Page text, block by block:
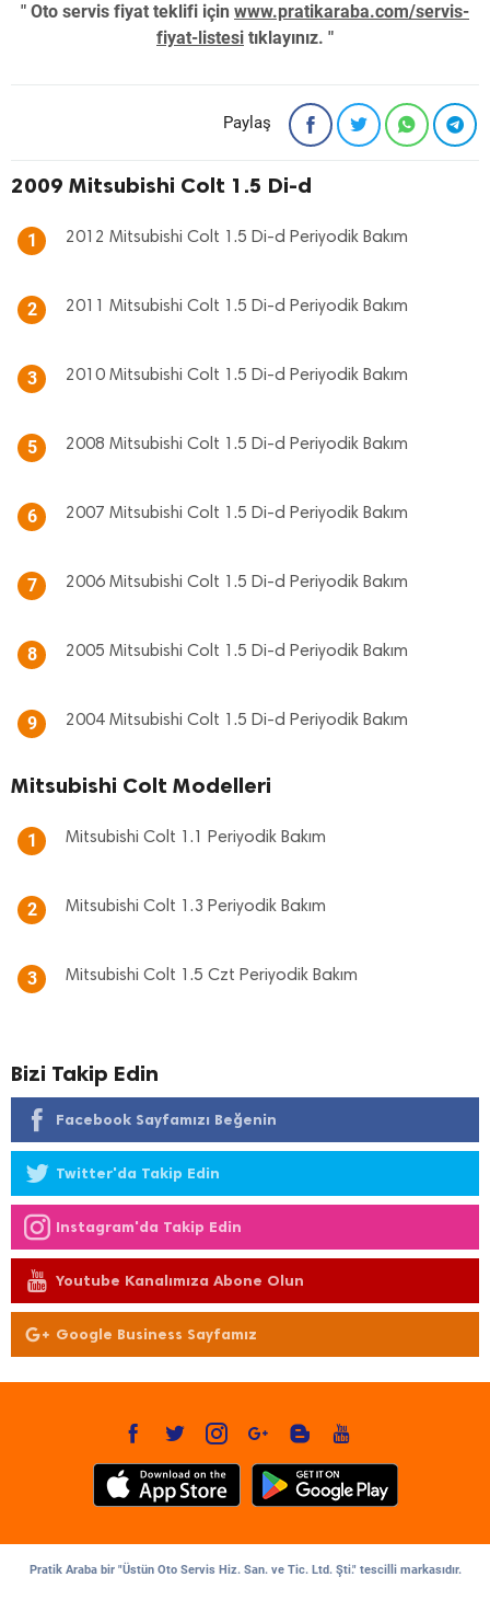
" Oto servis fiyat teklifi için www.pratikaraba.com/servis-
fiyat-listesi tıklayınız. "
Paylaş
2009 Mitsubishi Colt 1.5 Di-d
1 2012 Mitsubishi Colt 1.5 Di-d Periyodik Bakım
2 2011 Mitsubishi Colt 1.5 Di-d Periyodik Bakım
3 2010 Mitsubishi Colt 1.5 Di-d Periyodik Bakım
5 2008 Mitsubishi Colt 1.5 Di-d Periyodik Bakım
6 2007 Mitsubishi Colt 1.5 Di-d Periyodik Bakım
7 2006 Mitsubishi Colt 1.5 Di-d Periyodik Bakım
8 2005 Mitsubishi Colt 1.5 Di-d Periyodik Bakım
9 2004 Mitsubishi Colt 1.5 Di-d Periyodik Bakım
Mitsubishi Colt Modelleri
1 Mitsubishi Colt 1.1 Periyodik Bakım
2 Mitsubishi Colt 1.3 Periyodik Bakım
3 Mitsubishi Colt 1.5 Czt Periyodik Bakım
Bizi Takip Edin
Facebook Sayfamızı Beğenin
Twitter'da Takip Edin
Instagram'da Takip Edin
Youtube Kanalımıza Abone Olun
Google Business Sayfamız
Pratik Araba bir "Üstün Oto Servis Hiz. San. ve Tic. Ltd. Şti." tescilli markasıdır.